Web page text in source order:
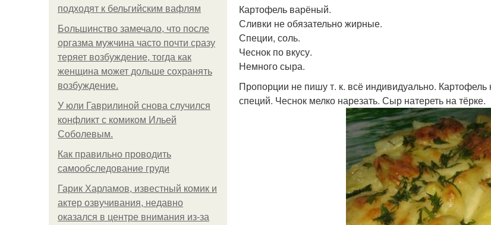
подходят к бельгийским вафлям
Большинство замечало, что после
оргазма мужчина часто почти сразу
теряет возбуждение, тогда как
женщина может дольше сохранять
возбуждение.
У юли Гаврилиной снова случился
конфликт с комиком Ильей
Соболевым.
Как правильно проводить
самообследование груди
Гарик Харламов, известный комик и
актер озвучивания, недавно
оказался в центре внимания из-за
Картофель варёный.
Сливки не обязательно жирные.
Специи, соль.
Чеснок по вкусу.
Немного сыра.
Пропорции не пишу т. к. всё индивидуально.
специй. Чеснок мелко нарезать. Сыр натереть на тёрке.